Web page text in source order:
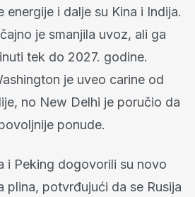
energije i dalje su Kina i Indija.
je smanjila uvoz, ali ga
tek do 2027. godine.
je uveo carine od
no New Delhi je poručio da
ponude.
i Peking dogovorili su novo
plina, potvrđujući da se Rusija